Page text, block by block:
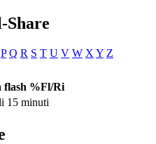
P Q R S T U V W X Y Z
flash %Fl/Ri
15 minuti